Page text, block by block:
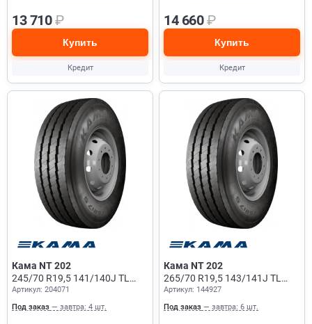
13 710₽
Купить
Кредит
14 660₽
Купить
Кредит
Кама NT 202
245/70 R19,5 141/140J TL
Прицеп
Артикул: 204071
Под заказ — завтра: 4 шт.
Кама NT 202
265/70 R19,5 143/141J TL
Прицеп
Артикул: 144927
Под заказ — завтра: 6 шт.